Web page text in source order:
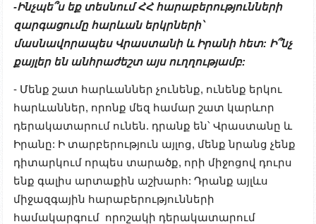
-Ինչպե՞ս եք տեսնում ՀՀ հարաբերությունների
զարգացումը հարևան երկրների՝
մասնավորապես Վրաստանի և Իրանի հետ: Ի՞նչ
քայլեր են անհրաժեշտ այս ուղղությամբ:
- Մենք շատ հարևաններ չունենք, ունենք երկու
հարևաններ, որոնք մեզ համար շատ կարևոր
դերակատարում ունեն. դրանք են՝ Վրաստանը և
Իրանը: Ի տարբերություն այլոց, մենք նրանց չենք
դիտարկում որպես տարածք, որի միջոցով դուրս
ենք գալիս արտաքին աշխարհ: Դրանք այլևս
միջազգային հարաբերությունների
համակարգում որոշակի դերակատարում